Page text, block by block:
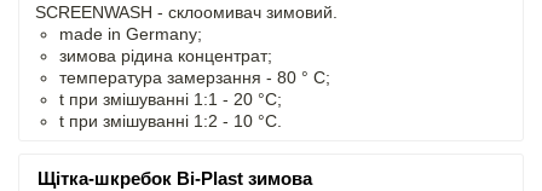
SCREENWASH - cклоомивач зимовий.
made in Germany;
зимова рідина концентрат;
температура замерзання - 80 ° C;
t при змішуванні 1:1 - 20 °C;
t при змішуванні 1:2 - 10 °C.
Щітка-шкребок Bi-Plast зимова